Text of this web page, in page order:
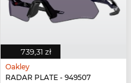
739,31 zł
Oakley
RADAR PLATE - 949507